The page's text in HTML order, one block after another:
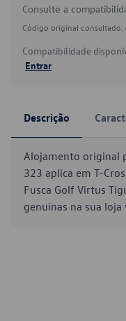
Consulte a
Código original consultado:
Compatibilidade
Entrar
Descrição
Alojamento original
323 aplica em T-
Fusca Golf Virtus
genuínas na sua